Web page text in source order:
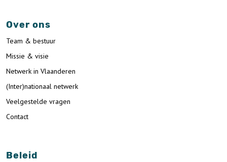
Over ons
Team & bestuur
Missie & visie
Netwerk in Vlaanderen
(Inter)nationaal netwerk
Veelgestelde vragen
Contact
Beleid